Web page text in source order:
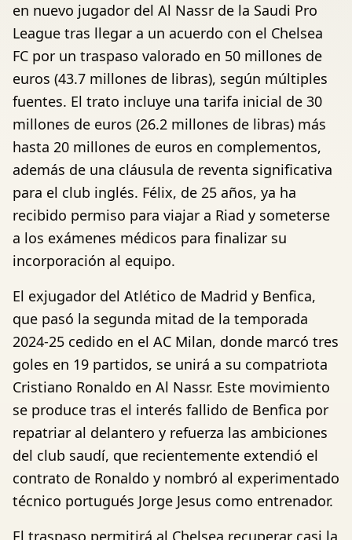
en nuevo jugador del Al Nassr de la Saudi Pro
League tras llegar a un acuerdo con el Chelsea
FC por un traspaso valorado en 50 millones de
euros (43.7 millones de libras), según múltiples
fuentes. El trato incluye una tarifa inicial de 30
millones de euros (26.2 millones de libras) más
hasta 20 millones de euros en complementos,
además de una cláusula de reventa significativa
para el club inglés. Félix, de 25 años, ya ha
recibido permiso para viajar a Riad y someterse
a los exámenes médicos para finalizar su
incorporación al equipo.
El exjugador del Atlético de Madrid y Benfica,
que pasó la segunda mitad de la temporada
2024-25 cedido en el AC Milan, donde marcó tres
goles en 19 partidos, se unirá a su compatriota
Cristiano Ronaldo en Al Nassr. Este movimiento
se produce tras el interés fallido de Benfica por
repatriar al delantero y refuerza las ambiciones
del club saudí, que recientemente extendió el
contrato de Ronaldo y nombró al experimentado
técnico portugués Jorge Jesus como entrenador.